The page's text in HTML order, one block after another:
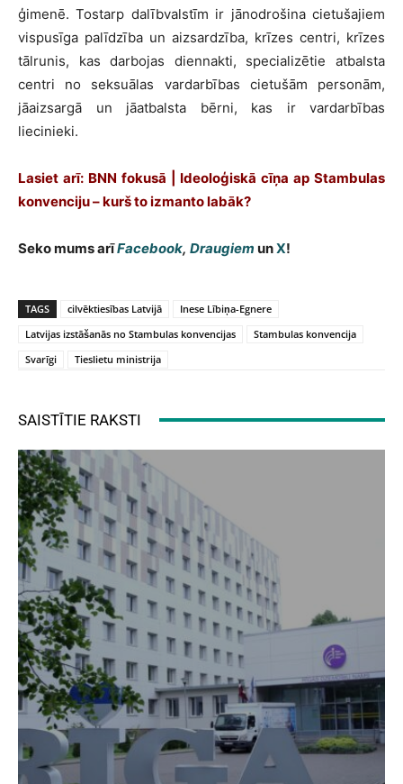
ģimenē. Tostarp dalībvalstīm ir jānodrošina cietušajiem
vispusīga palīdzība un aizsardzība, krīzes centri, krīzes
tālrunis, kas darbojas diennakti, specializētie atbalsta
centri no seksuālas vardarbības cietušām personām,
jāaizsargā un jāatbalsta bērni, kas ir vardarbības
liecinieki.
Lasiet arī: BNN fokusā | Ideoloģiskā cīņa ap Stambulas
konvenciju – kurš to izmanto labāk?
Seko mums arīFacebook, Draugiem unX!
TAGS cilvēktiesības Latvijā
Inese Lībiņa-Egnere
Latvijas izstāšanās no Stambulas konvencijas
Stambulas konvencija
Svarīgi
Tieslietu ministrija
SAISTĪTIE RAKSTI